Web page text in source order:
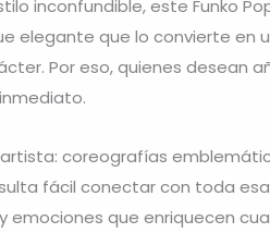
inconfundible, este Funko
elegante que lo convierte en
Por eso, quienes desean
coreografías
fácil conectar con toda
que enriquecen